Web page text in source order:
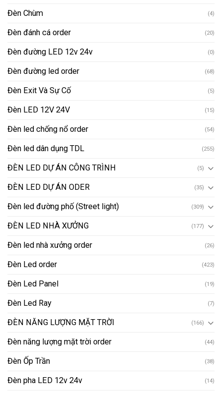
Đèn Chùm (4)
Đèn đánh cá order (20)
Đèn đường LED 12v 24v (0)
Đèn đường led order (68)
Đèn Exit Và Sự Cố (5)
Đèn LED 12V 24V (15)
Đèn led chống nổ order (54)
Đèn led dân dụng TDL (255)
ĐÈN LED DỰ ÁN CÔNG TRÌNH (5)
ĐÈN LED DỰ ÁN ODER (35)
Đèn led đường phố (Street light) (309)
ĐÈN LED NHÀ XƯỞNG (177)
Đèn led nhà xưởng order (26)
Đèn Led order (423)
Đèn Led Panel (19)
Đèn Led Ray (7)
ĐÈN NĂNG LƯỢNG MẶT TRỜI (166)
Đèn năng lượng mặt trời order (44)
Đèn Ốp Trần (38)
Đèn pha LED 12v 24v (14)